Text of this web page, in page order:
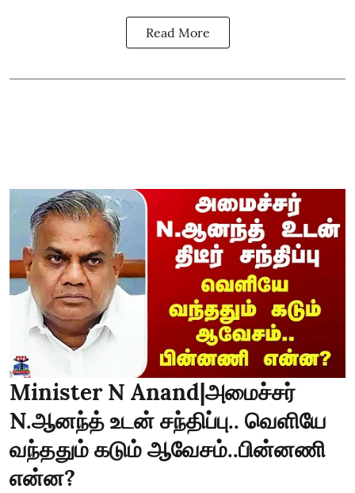
Read More
Minister N Anand|அமைச்சர்
N.ஆனந்த் உடன் சந்திப்பு.. வெளியே
வந்ததும் கடும் ஆவேசம்..பின்னணி
என்ன?